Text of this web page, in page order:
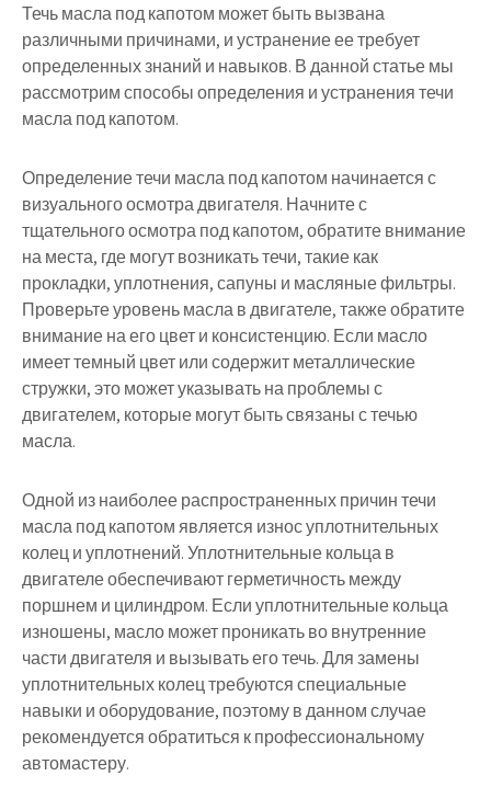
Течь масла под капотом может быть вызвана
различными причинами, и устранение ее требует
определенных знаний и навыков. В данной статье мы
рассмотрим способы определения и устранения течи
масла под капотом.
Определение течи масла под капотом начинается с
визуального осмотра двигателя. Начните с
тщательного осмотра под капотом, обратите внимание
на места, где могут возникать течи, такие как
прокладки, уплотнения, сапуны и масляные фильтры.
Проверьте уровень масла в двигателе, также обратите
внимание на его цвет и консистенцию. Если масло
имеет темный цвет или содержит металлические
стружки, это может указывать на проблемы с
двигателем, которые могут быть связаны с течью
масла.
Одной из наиболее распространенных причин течи
масла под капотом является износ уплотнительных
колец и уплотнений. Уплотнительные кольца в
двигателе обеспечивают герметичность между
поршнем и цилиндром. Если уплотнительные кольца
изношены, масло может проникать во внутренние
части двигателя и вызывать его течь. Для замены
уплотнительных колец требуются специальные
навыки и оборудование, поэтому в данном случае
рекомендуется обратиться к профессиональному
автомастеру.